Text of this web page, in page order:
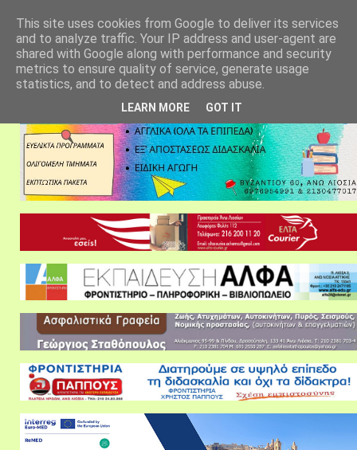
This site uses cookies from Google to deliver its services
and to analyze traffic. Your IP address and user-agent are
shared with Google along with performance and security
metrics to ensure quality of service, generate usage
statistics, and to detect and address abuse.
LEARN MORE GOT IT